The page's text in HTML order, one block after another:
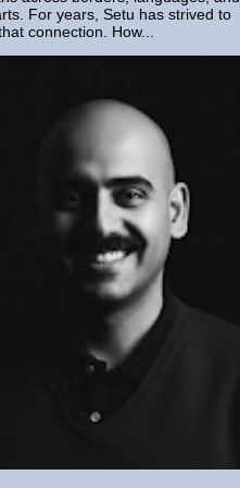
For years, Setu has strived to
connection. How...